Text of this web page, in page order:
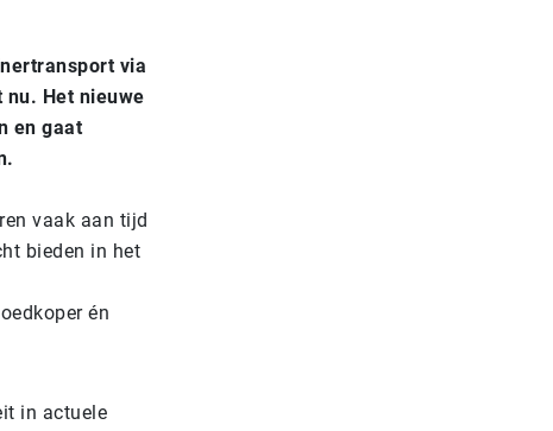
via
Het nieuwe
en gaat
vaak aan tijd
bieden in het
én
in actuele